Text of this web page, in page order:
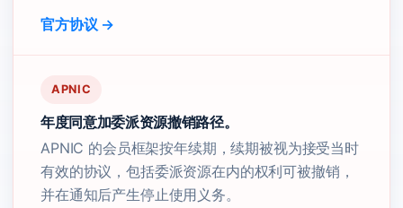
官方协议 →
APNIC
年度同意加委派资源撤销路径。
APNIC 的会员框架按年续期，续期被视为接受当时
有效的协议，包括委派资源在内的权利可被撤销，
并在通知后产生停止使用义务。